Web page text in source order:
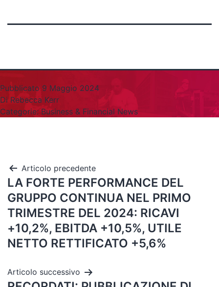
Pubblicato 9 Maggio 2024
Di Rebecca Kerr
Categorie:Business & Financial News
Articolo precedente
LA FORTE PERFORMANCE DEL
GRUPPO CONTINUA NEL PRIMO
TRIMESTRE DEL 2024: RICAVI
+10,2%, EBITDA +10,5%, UTILE
NETTO RETTIFICATO +5,6%
Articolo successivo